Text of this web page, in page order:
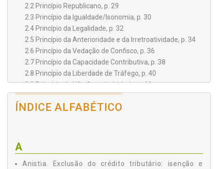
2.2 Princípio Republicano, p. 29
2.3 Princípio da Igualdade/Isonomia, p. 30
2.4 Princípio da Legalidade, p. 32
2.5 Princípio da Anterioridade e da Irretroatividade, p. 34
2.6 Princípio da Vedação de Confisco, p. 36
2.7 Princípio da Capacidade Contributiva, p. 38
2.8 Princípio da Liberdade de Tráfego, p. 40
2.9 Princípio da Não Cumulatividade, p. 40
3 - NORMAS GERAIS DE DIREITO TRIBUTÁRIO, p. 43
3.1 Tratados e as Convenções Internacionais, p. 43
4 - APLICAÇÃO DA LEGISLAÇÃO TRIBUTÁRIA, p. 49
4.1 Retroatividade Benigna, p. 51
4.2 Ato Não Definitivamente Julgado, p. 52
ÍNDICE ALFABÉTICO
A
Anistia. Exclusão do crédito tributário: isenção e